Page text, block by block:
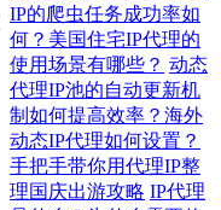
IP的爬虫任务成功率如
何？美国住宅IP代理的
使用场景有哪些？ 动态
代理IP池的自动更新机
制如何提高效率？海外
动态IP代理如何设置？
手把手带你用代理IP整
理国庆出游攻略 IP代理